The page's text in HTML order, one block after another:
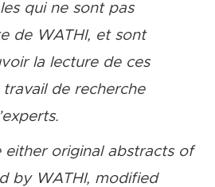
qui ne sont pas
de WATHI, et sont
la lecture de ces
de recherche
either original abstracts of
by WATHI, modified